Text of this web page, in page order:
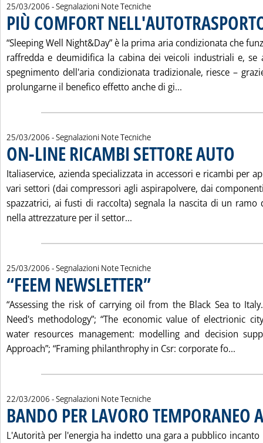
25/03/2006 - Segnalazioni Note Tecniche
PIÙ COMFORT
“Sleeping Well Night&Day” è la prima aria condizionata che
raffredda e deumidifica la cabina dei veicoli industriali e, se
spegnimento dell'aria condizionata tradizionale, riesce –
prolungarne il benefico effetto anche di gi...
25/03/2006 - Segnalazioni Note Tecniche
ON-LINE RICAMBI SETTORE AUTO
. Pubblicata sabato 25 marzo 2006 alle 15.20.
Italiaservice, azienda specializzata in accessori e ricambi per
vari settori (dai compressori agli aspirapolvere, dai
spazzatrici, ai fusti di raccolta) segnala la nascita di un ramo
nella attrezzature per il settor...
25/03/2006 - Segnalazioni Note Tecniche
“FEEM NEWSLETTER”. Pubblicata sabato 25 marzo 2006 alle
“Assessing the risk of carrying oil from the Black Sea to
Need's methodology”; “The economic value of electrionic
water resources management: modelling and decision
Approach”; “Framing philanthrophy in Csr: corporate fo...
22/03/2006 - Segnalazioni Note Tecniche
BANDO PER LAVORO TEMPORANEO
L'Autorità per l'energia ha indetto una gara a pubblico